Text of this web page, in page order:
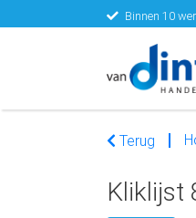
Binnen 10
Terug
Kliklijst